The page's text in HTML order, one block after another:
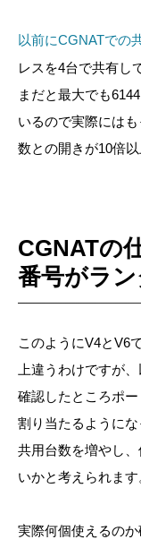
以前にCGNATでの
レスを4台で共有し
まだと最大でも
いるので実際には
数との開きが10倍以
CGNATの
番号がラ
このようにV4とV6
上違うわけですが
確認したところポ
割り当たるように
共用台数を増やし
いかと考えられます
実際何個使えるの